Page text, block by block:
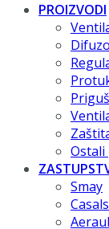
PROIZVODI
Ostali
Smay
Casals